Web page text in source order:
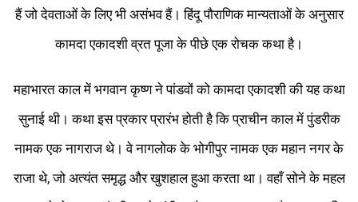
हैं जो देवताओं के लिए भी असंभव हैं। हिंदू पौराणिक मान्यताओं के अनुसार
कामदा एकादशी व्रत पूजा के पीछे एक रोचक कथा है।
महाभारत काल में भगवान कृष्ण ने पांडवों को कामदा एकादशी की यह कथा
सुनाई थी। कथा इस प्रकार प्रारंभ होती है कि प्राचीन काल में पुंडरीक
नामक एक नागराज थे। वे नागलोक के भोगीपुर नामक एक महान नगर के
राजा थे, जो अत्यंत समृद्ध और खुशहाल हुआ करता था। वहाँ सोने के महल